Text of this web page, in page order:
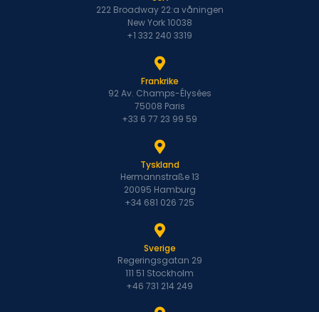
222 Broadway 22:a våningen
New York 10038
+1 332 240 3319
Frankrike
92 Av. Champs-Élysées
75008 Paris
+33 6 77 23 99 59
Tyskland
Hermannstraße 13
20095 Hamburg
+34 681 026 725
Sverige
Regeringsgatan 29
111 51 Stockholm
+46 731 214 249